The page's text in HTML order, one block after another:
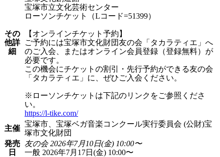
その
他詳
細
宝塚市立文化芸術センター
ローソンチケット（Lコード=51399）
【オンラインチケット予約】
ご予約には宝塚市文化財団友の会「タカラティエ」へ
のご入会、またはオンライン会員登録（登録無料）が
必要です。
この機会にチケットの割引・先行予約ができる友の会
「タカラティエ」に、ぜひご入会ください。
※ローソンチケットは下記のリンクをご参照くださ
い。
https://l-tike.com/
主催
宝塚市、宝塚ベガ音楽コンクール実行委員会 (公財)宝
塚市文化財団
発売
日
友の会 2026年7月10日(金) 10:00〜
一般 2026年7月17日(金) 10:00〜